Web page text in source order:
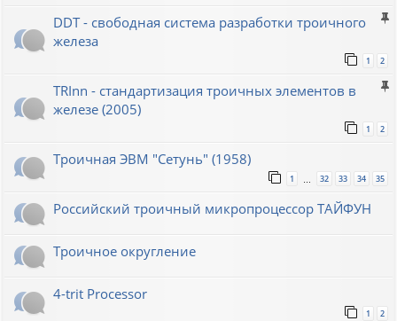
DDT - свободная система разработки троичного
железа
1 2
TRInn - стандартизация троичных элементов в
железе (2005)
1 2
Троичная ЭВМ "Сетунь" (1958)
1 … 32 33 34 35
Российский троичный микропроцессор ТАЙФУН
Троичное округление
4-trit Processor
1 2